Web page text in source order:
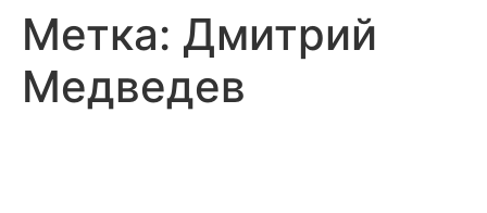
Метка: Дмитрий
Медведев